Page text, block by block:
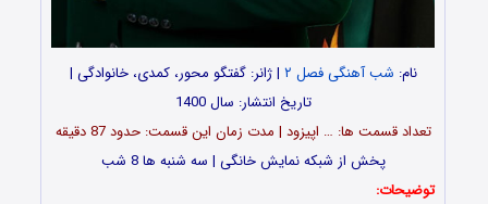
نام: شب آهنگی فصل ۲
| ژانر: گفتگو محور، کمدی، خانوادگی |
تاریخ انتشار: سال 1400
تعداد قسمت ها: … اپیزود | مدت زمان این قسمت: حدود 87 دقیقه
پخش از شبکه نمایش خانگی | سه شنبه ها 8 شب
توضیحات: